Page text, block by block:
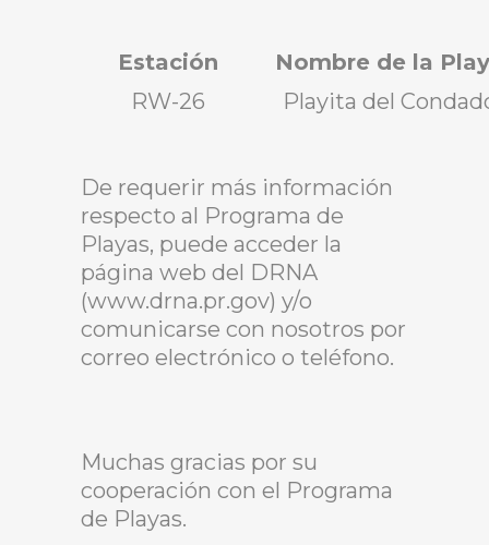
Estación
Nombre de la
RW-26
Playita del
De requerir más información
respecto al Programa de
Playas, puede acceder la
página web del DRNA
(www.drna.pr.gov) y/o
comunicarse con nosotros por
correo electrónico o teléfono.
Muchas gracias por su
cooperación con el Programa
de Playas.